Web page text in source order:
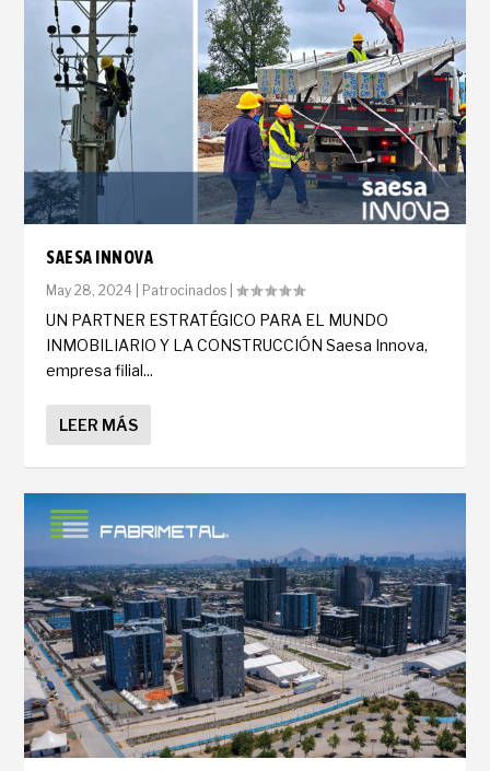
SAESA INNOVA
May 28, 2024 Patrocinados |
UN PARTNER ESTRATÉGICO PARA EL MUNDO
INMOBILIARIO Y LA CONSTRUCCIÓN Saesa Innova,
empresa filial...
LEER MÁS